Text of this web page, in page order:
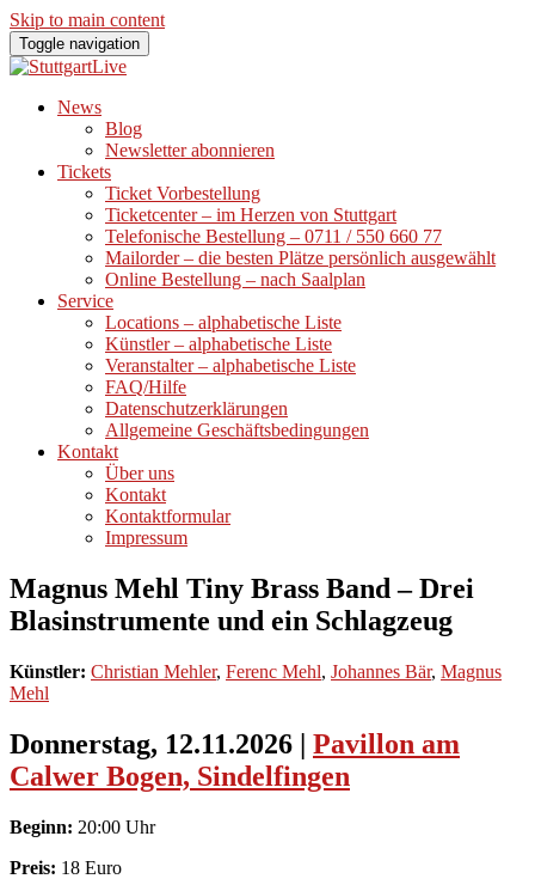
Skip to main content
Toggle navigation
News
Blog
Newsletter abonnieren
Tickets
Ticket Vorbestellung
Ticketcenter – im Herzen von Stuttgart
Telefonische Bestellung – 0711 / 550 660 77
Mailorder – die besten Plätze persönlich ausgewählt
Online Bestellung – nach Saalplan
Service
Locations – alphabetische Liste
Künstler – alphabetische Liste
Veranstalter – alphabetische Liste
FAQ/Hilfe
Datenschutzerklärungen
Allgemeine Geschäftsbedingungen
Kontakt
Über uns
Kontakt
Kontaktformular
Impressum
Magnus Mehl Tiny Brass Band – Drei
Blasinstrumente und ein Schlagzeug
Künstler: Christian Mehler, Ferenc Mehl, Johannes Bär, Magnus
Mehl
Donnerstag, 12.11.2026 | Pavillon am
Calwer Bogen, Sindelfingen
Beginn: 20:00 Uhr
Preis: 18 Euro